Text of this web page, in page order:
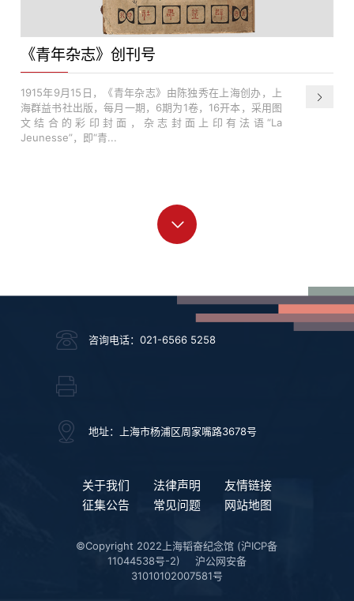
《青年杂志》创刊号
1915年9月15日，《青年杂志》由陈独秀在上海创办，上
海群益书社出版，每月一期，6期为1卷，16开本，采用图
文结合的彩印封面，杂志封面上印有法语“La
Jeunesse”，即“青...
咨询电话：021-6566 5258
地址：上海市杨浦区周家嘴路3678号
关于我们 法律声明
友情链接
征集公告
常见问题 网站地图
©Copyright 2022上海韬奋纪念馆 (沪ICP备
11044538号-2)
沪公网安备
31010102007581号